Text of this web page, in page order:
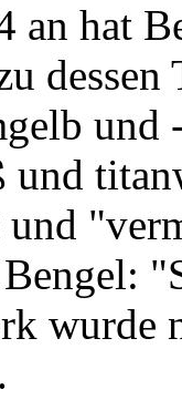
an hat
dessen
und
und
wurde